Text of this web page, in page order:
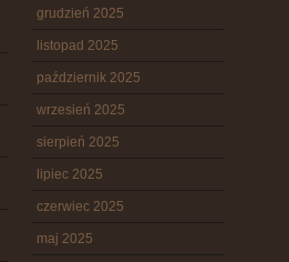
grudzień 2025
listopad 2025
październik 2025
wrzesień 2025
sierpień 2025
lipiec 2025
czerwiec 2025
maj 2025